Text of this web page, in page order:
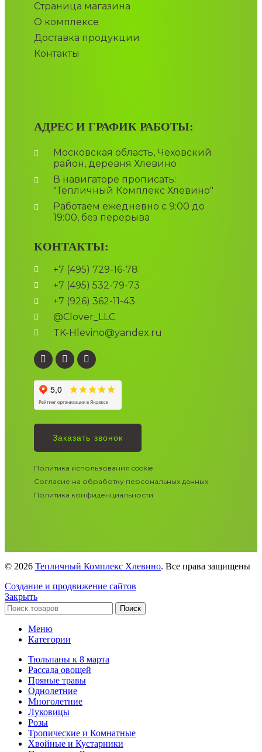
Страница магазина
О комплексе
Доставка продукции
Контакты
АДРЕС И ГРАФИК РАБОТЫ:
Московская область, Чеховский
район, деревня Хлевино
В навигаторе прописать:
"Тепличный Комплекс Хлевино"
Работаем ежедневно с 9:00 до
19:00, без перерыва
КОНТАКТЫ:
+7 (495) 729-16-78
+7 (495) 532-79-73
+7 (926) 362-11-43
@Clover_LLC
TK-Hlevino@yandex.ru
Заказать звонок
Политика использования cookie
Согласие на обработку персональных данных
Политика конфиденциальности
© 2026 Тепличный Комплекс Хлевино. Все права защищены
Создание и продвижение сайтов
Закрыть
Поиск
Меню
Категории
Тюльпаны к 8 марта
Рассада овощей
Пряные травы
Однолетние
Многолетние
Луковицы
Розы
Тропические и Комнатные
Хвойные и Кустарники